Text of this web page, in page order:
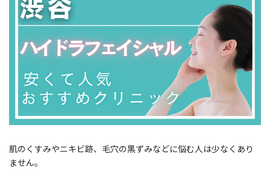
肌のくすみやニキビ跡、毛穴の黒ずみなどに悩む人は少なくあり
ません。